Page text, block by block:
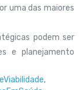
uma das maiores
podem ser
e planejamento
,